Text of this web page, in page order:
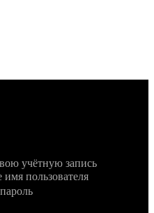
учётную запись
пользователя